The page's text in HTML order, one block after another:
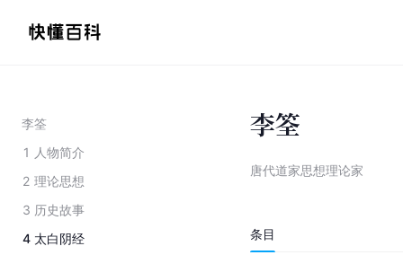
李筌
1 人物简介
2 理论思想
3 历史故事
4 太白阴经
李筌
唐代道家思想理论家
条目